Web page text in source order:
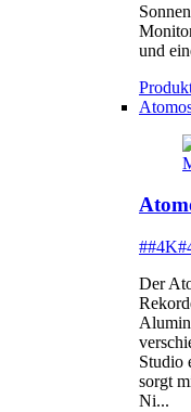
und
##4K
Der
Studio
sorgt
Ni...